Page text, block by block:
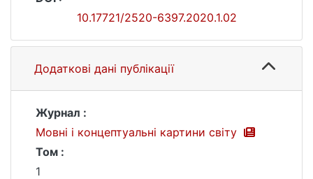
10.17721/2520-6397.2020.1.02
Додаткові дані публікації
Журнал :
Мовні і концептуальні картини світу
Том :
1